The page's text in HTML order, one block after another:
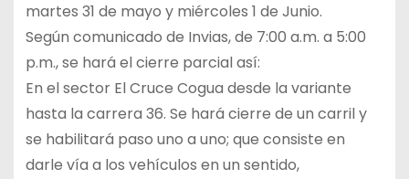
martes 31 de mayo y miércoles 1 de Junio.
Según comunicado de Invias, de 7:00 a.m. a 5:00
p.m., se hará el cierre parcial así:
En el sector El Cruce Cogua desde la variante
hasta la carrera 36. Se hará cierre de un carril y
se habilitará paso uno a uno; que consiste en
darle vía a los vehículos en un sentido,